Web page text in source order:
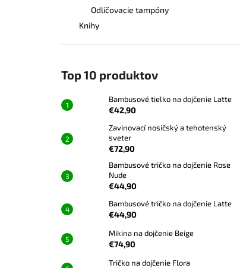
Odličovacie tampóny
Knihy
Top 10 produktov
Bambusové tielko na dojčenie Latte
€42,90
Zavinovací nosičský a tehotenský
sveter
€72,90
Bambusové tričko na dojčenie Rose
Nude
€44,90
Bambusové tričko na dojčenie Latte
€44,90
Mikina na dojčenie Beige
€74,90
Tričko na dojčenie Flora